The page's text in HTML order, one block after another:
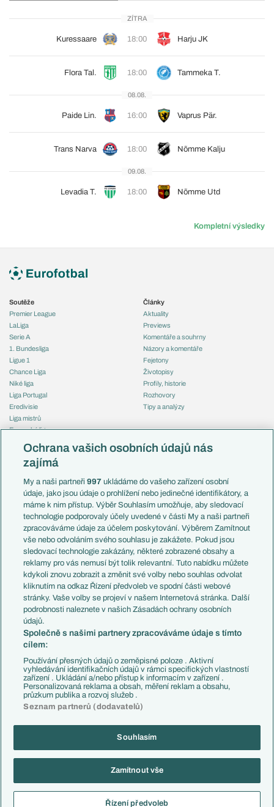
ZÍTRA
Kuressaare 18:00 Harju JK
Flora Tal. 18:00 Tammeka T.
08.08.
Paide Lin. 16:00 Vaprus Pär.
Trans Narva 18:00 Nõmme Kalju
09.08.
Levadia T. 18:00 Nõmme Utd
Kompletní výsledky
Soutěže
Premier League
LaLiga
Serie A
1. Bundesliga
Ligue 1
Chance Liga
Niké liga
Liga Portugal
Eredivisie
Liga mistrů
Evropská liga
Mistrovství světa
Liga národů
Témata
Představení týmů MS
EuroSkauting
PL v kostce
Evropské koeficienty
Přestupy
Přestupové spekulace
Zranění
Kluby
Arsenal FC
Chelsea FC
Manchester United
AC Milán
Juventus FC
Bayern Mnichov
FC Barcelona
Real Madrid
Články
Aktuality
Previews
Komentáře a souhrny
Názory a komentáře
Fejetony
Životopisy
Profily, historie
Rozhovory
Tipy a analýzy
Česko
Francie
Itálie
Německo
Španělsko
Argentina
Brazílie
Přestupy
Zápasy
Livescore
Tipovací soutěž
Copyright © 2001-2026 EuroFotbal.cz. Využíváme zpravodajství ČTK.
Informace o zpracování osobních údajů
Ochrana vašich osobních údajů nás
zajímá
My a naši partneři997 ukládáme do vašeho zařízení osobní
údaje, jako jsou údaje o prohlížení nebo jedinečné identifikátory, a
máme k nim přístup. Výběr Souhlasím umožňuje, aby sledovací
technologie podporovaly účely uvedené v části My a naši partneři
zpracováváme údaje za účelem poskytování. Výběrem Zamítnout
vše nebo odvoláním svého souhlasu je zakážete. Pokud jsou
sledovací technologie zakázány, některé zobrazené obsahy a
reklamy pro vás nemusí být tolik relevantní. Tuto nabídku můžete
kdykoli znovu zobrazit a změnit své volby nebo souhlas odvolat
kliknutím na odkaz Řízení předvoleb ve spodní části webové
stránky. Vaše volby se projeví v našem Internetová stránka. Další
podrobnosti naleznete v našich Zásadách ochrany osobních
údajů.
Společně s našimi partnery zpracováváme údaje s tímto
cílem:
Používání přesných údajů o zeměpisné poloze . Aktivní
vyhledávání identifikačních údajů v rámci specifických vlastností
zařízení . Ukládání a/nebo přístup k informacím v zařízení .
Personalizovaná reklama a obsah, měření reklam a obsahu,
průzkum publika a rozvoj služeb .
Seznam partnerů (dodavatelů)
Souhlasím
Zamítnout vše
Řízení předvoleb